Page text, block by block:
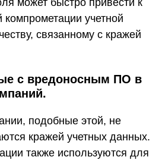
может быстро привести к
учетной
связанному с кражей
с вредоносным ПО в
подобные этой, не
кражей учетных данных.
также используются для